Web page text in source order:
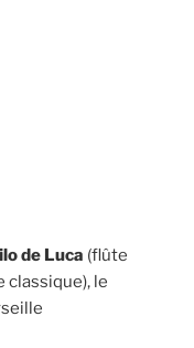
de Luca (flûte
classique), le